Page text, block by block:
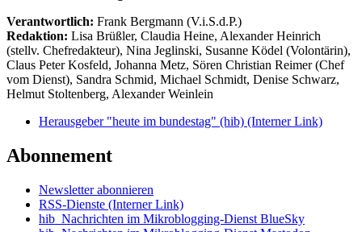
Verantwortlich: Frank Bergmann (V.i.S.d.P.)
Redaktion: Lisa Brüßler, Claudia Heine, Alexander Heinrich
(stellv. Chefredakteur), Nina Jeglinski, Susanne Ködel (Volontärin),
Claus Peter Kosfeld, Johanna Metz, Sören Christian Reimer (Chef
vom Dienst), Sandra Schmid, Michael Schmidt, Denise Schwarz,
Helmut Stoltenberg, Alexander Weinlein
Herausgeber "heute im bundestag" (hib) (Interner Link)
Abonnement
Newsletter abonnieren
RSS-Dienste (Interner Link)
hib_Nachrichten im Mikroblogging-Dienst BlueSky